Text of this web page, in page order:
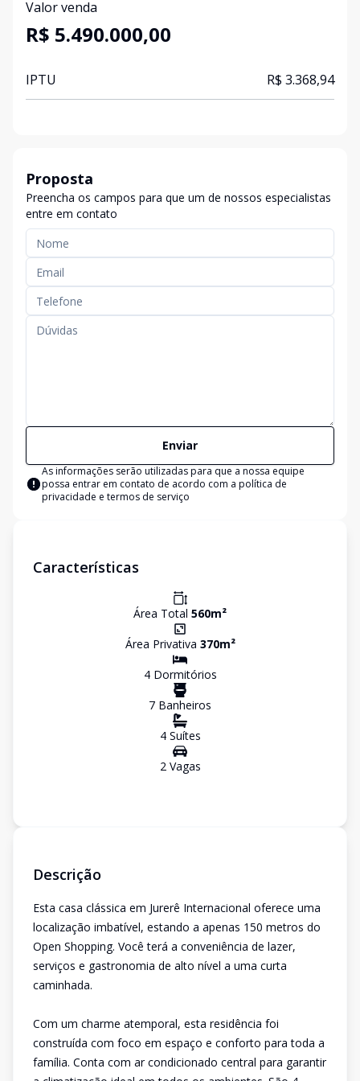
Valor venda
R$ 5.490.000,00
IPTU R$ 3.368,94
Proposta
Preencha os campos para que um de nossos especialistas
entre em contato
Enviar
As informações serão utilizadas para que a nossa equipe
possa entrar em contato de acordo com a política de
privacidade e termos de serviço
Características
Área Total 560m²
Área Privativa 370m²
4Dormitórios
7 Banheiros
4Suítes
2Vagas
Descrição
Esta casa clássica em Jurerê Internacional oferece uma
localização imbatível, estando a apenas 150 metros do
Open Shopping. Você terá a conveniência de lazer,
serviços e gastronomia de alto nível a uma curta
caminhada.
Com um charme atemporal, esta residência foi
construída com foco em espaço e conforto para toda a
família. Conta com ar condicionado central para garantir